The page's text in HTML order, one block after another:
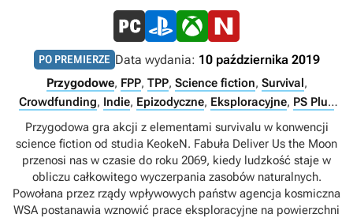
PO PREMIERZE Data wydania: 10 października 2019
Przygodowe, FPP, TPP, Science fiction, Survival,
Crowdfunding, Indie, Epizodyczne, Eksploracyjne, PS Plus
Premium
PS Plus Extra Singleplayer
Przygodowa gra akcji z elementami survivalu w konwencji
science fiction od studia KeokeN. Fabuła Deliver Us the Moon
przenosi nas w czasie do roku 2069, kiedy ludzkość staje w
obliczu całkowitego wyczerpania zasobów naturalnych.
Powołana przez rządy wpływowych państw agencja kosmiczna
WSA postanawia wznowić prace eksploracyjne na powierzchni